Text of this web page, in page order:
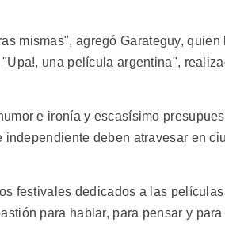
mismas", agregó Garateguy,
una película argentina",
e ironía y escasísimo
deben atravesar en
festivales dedicados a las
para hablar, para pensar y